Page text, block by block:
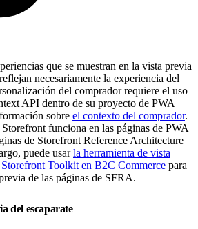
que se muestran en la vista previa
necesariamente la experiencia del
del comprador requiere el uso
API dentro de su proyecto de PWA
sobre el contexto del comprador.
funciona en las páginas de PWA
de Storefront Reference Architecture
puede usarla herramienta de vista
Toolkit en B2C Commerce para
de las páginas de SFRA.
del escaparate